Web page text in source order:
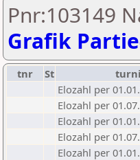
Pnr:103149
Grafik
tnr St
Elozahl per
Elozahl per
Elozahl per
Elozahl per
Elozahl per